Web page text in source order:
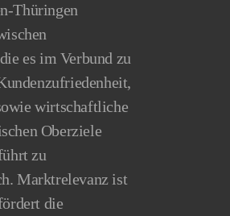
Thüringen
es im Verbund zu
wirtschaftliche
Oberziele
zu
Marktrelevanz ist
die